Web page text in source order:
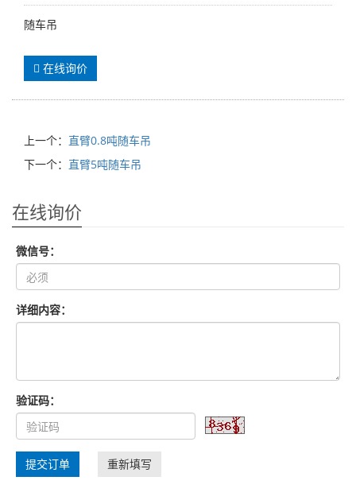
随车吊
在线询价
上一个： 直臂0.8吨随车吊
下一个： 直臂5吨随车吊
在线询价
微信号：
详细内容：
验证码：
提交订单 重新填写